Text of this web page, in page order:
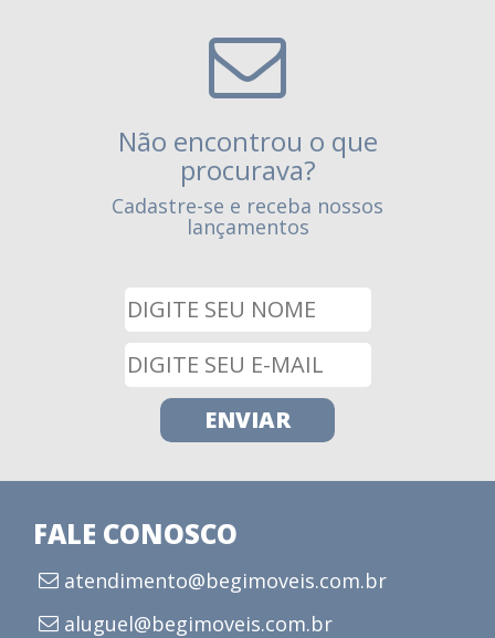
Não encontrou o que
procurava?
Cadastre-se e receba nossos
lançamentos
FALE CONOSCO
atendimento@begimoveis.com.br
aluguel@begimoveis.com.br